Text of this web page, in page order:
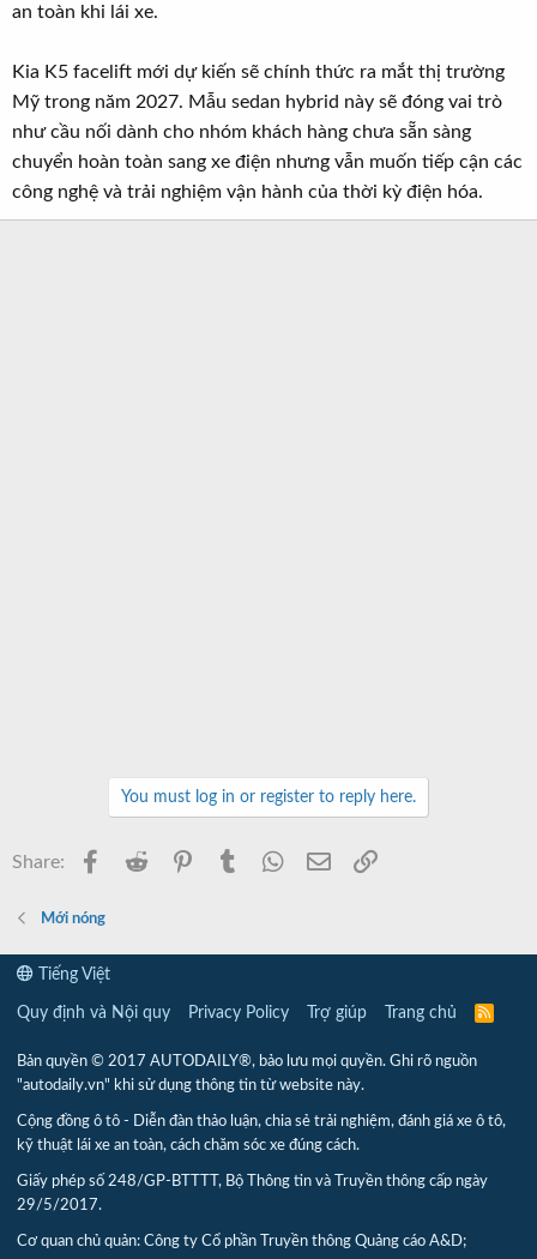
an toàn khi lái xe.
Kia K5 facelift mới dự kiến sẽ chính thức ra mắt thị trường
Mỹ trong năm 2027. Mẫu sedan hybrid này sẽ đóng vai trò
như cầu nối dành cho nhóm khách hàng chưa sẵn sàng
chuyển hoàn toàn sang xe điện nhưng vẫn muốn tiếp cận các
công nghệ và trải nghiệm vận hành của thời kỳ điện hóa.
You must log in or register to reply here.
Share: Facebook
Reddit PinterestTumblr WhatsApp
Email
Mới nóng
Tiếng Việt
Quy định và Nội quy Privacy Policy Trợ giúp Trang chủ
R
Bản quyền © 2017 AUTODAILY®, bảo lưu mọi quyền. Ghi rõ nguồn
"autodaily.vn" khi sử dụng thông tin từ website này.
Cộng đồng ô tô - Diễn đàn thảo luận, chia sẻ trải nghiệm, đánh giá xe ô tô,
kỹ thuật lái xe an toàn, cách chăm sóc xe đúng cách.
Giấy phép số 248/GP-BTTTT, Bộ Thông tin và Truyền thông cấp ngày
29/5/2017.
Cơ quan chủ quản: Công ty Cổ phần Truyền thông Quảng cáo A&D;